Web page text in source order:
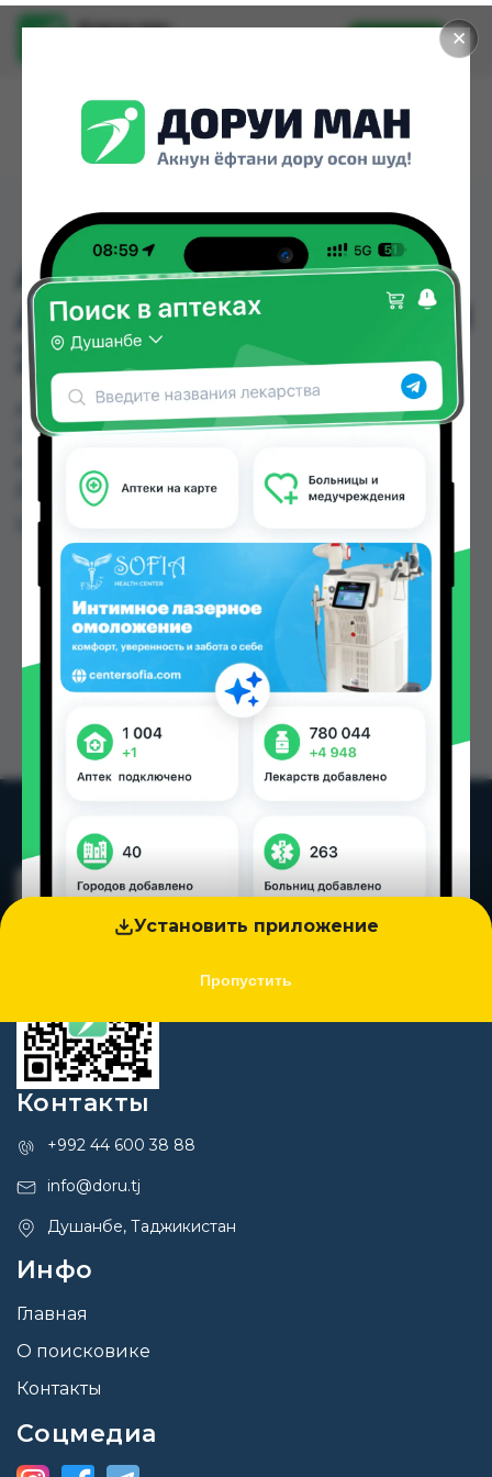
✕
Установить приложение
Пропустить
Доруи ман
Установить
AZITROMYCIN 250MG
ABZ #6 АЗИТРОМИЦИН
250МГ АБЗ ГЕРМАНИЯ
AZITROMYCIN 250MG ABZ #6 АЗИТРОМИЦИН
250МГ АБЗ ГЕРМАНИЯ можно купить или
Душанбе и других городах Таджикистана
Цена: от
Контакты
+992 44 600 38 88
info@doru.tj
Душанбе, Таджикистан
Инфо
Главная
О поисковике
Контакты
Соцмедиа